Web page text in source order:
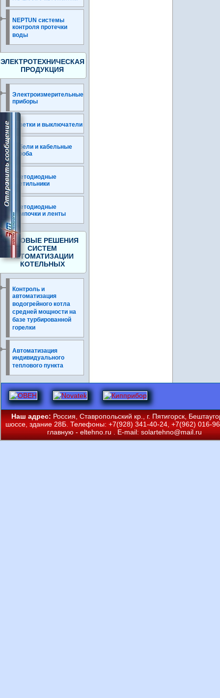
NEPTUN системы
контроля протечки
воды
ЭЛЕКТРОТЕХНИЧЕСКАЯ
ПРОДУКЦИЯ
Электроизмерительные
приборы
Розетки и выключатели
Кабели и кабельные
короба
Светодиодные
светильники
Светодиодные
лампочки и ленты
ГОТОВЫЕ РЕШЕНИЯ
СИСТЕМ
АВТОМАТИЗАЦИИ
КОТЕЛЬНЫХ
Контроль и
автоматизация
водогрейного котла
средней мощности на
базе турбированной
горелки
Автоматизация
индивидуального
теплового пункта
Наш адрес:Россия, Ставропольский кр., г. Пятигорск,
шоссе, здание 28Б. Телефоны: +7(928) 341-40-24, +7(962) 016-
главную -eltehno.ru. E-mail:solartehno@mail.ru